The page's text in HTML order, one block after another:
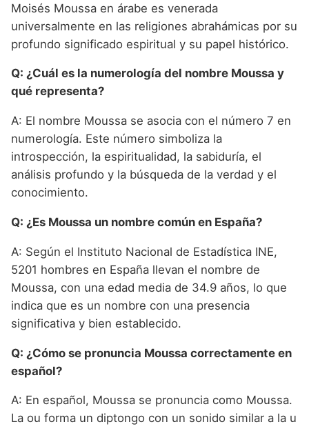
Moisés Moussa en árabe es venerada
universalmente en las religiones abrahámicas por su
profundo significado espiritual y su papel histórico.
Q: ¿Cuál es la numerología del nombre Moussa y
qué representa?
A: El nombre Moussa se asocia con el número 7 en
numerología. Este número simboliza la
introspección, la espiritualidad, la sabiduría, el
análisis profundo y la búsqueda de la verdad y el
conocimiento.
Q: ¿Es Moussa un nombre común en España?
A: Según el Instituto Nacional de Estadística INE,
5201 hombres en España llevan el nombre de
Moussa, con una edad media de 34.9 años, lo que
indica que es un nombre con una presencia
significativa y bien establecido.
Q: ¿Cómo se pronuncia Moussa correctamente en
español?
A: En español, Moussa se pronuncia como Moussa.
La ou forma un diptongo con un sonido similar a la u